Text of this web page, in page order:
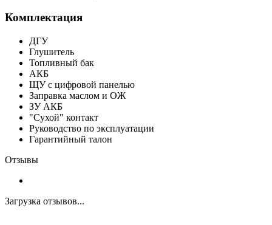
Комплектация
ДГУ
Глушитель
Топливный бак
АКБ
ЩУ с цифровой панелью
Заправка маслом и ОЖ
ЗУ АКБ
"Сухой" контакт
Руководство по эксплуатации
Гарантийный талон
Отзывы
Загрузка отзывов...